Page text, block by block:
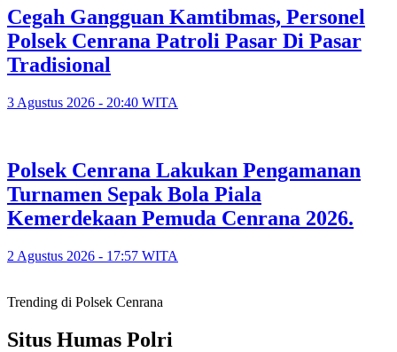
‎Cegah Gangguan Kamtibmas, Personel
Polsek Cenrana Patroli Pasar Di Pasar
Tradisional
3 Agustus 2026 - 20:40 WITA
‎Polsek Cenrana Lakukan Pengamanan
Turnamen Sepak Bola Piala
Kemerdekaan Pemuda Cenrana 2026.
2 Agustus 2026 - 17:57 WITA
Trending di Polsek Cenrana
Situs Humas Polri